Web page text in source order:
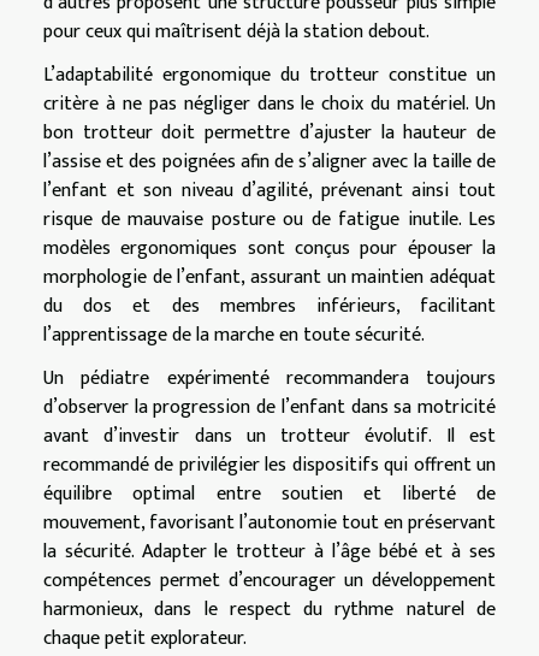
pour ceux qui maîtrisent déjà la station debout.
L’adaptabilité ergonomique du trotteur constitue un
critère à ne pas négliger dans le choix du matériel. Un
bon trotteur doit permettre d’ajuster la hauteur de
l’assise et des poignées afin de s’aligner avec la taille de
l’enfant et son niveau d’agilité, prévenant ainsi tout
risque de mauvaise posture ou de fatigue inutile. Les
modèles ergonomiques sont conçus pour épouser la
morphologie de l’enfant, assurant un maintien adéquat
du dos et des membres inférieurs, facilitant
l’apprentissage de la marche en toute sécurité.
Un pédiatre expérimenté recommandera toujours
d’observer la progression de l’enfant dans sa motricité
avant d’investir dans un trotteur évolutif. Il est
recommandé de privilégier les dispositifs qui offrent un
équilibre optimal entre soutien et liberté de
mouvement, favorisant l’autonomie tout en préservant
la sécurité. Adapter le trotteur à l’âge bébé et à ses
compétences permet d’encourager un développement
harmonieux, dans le respect du rythme naturel de
chaque petit explorateur.